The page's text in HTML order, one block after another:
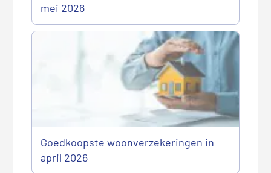
mei 2026
Goedkoopste woonverzekeringen in
april 2026